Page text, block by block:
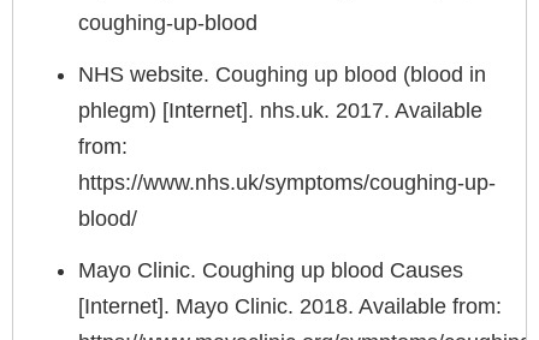
coughing-up-blood
NHS website. Coughing up blood (blood in
phlegm) [Internet]. nhs.uk. 2017. Available
from:
https://www.nhs.uk/symptoms/coughing-up-
blood/
Mayo Clinic. Coughing up blood Causes
[Internet]. Mayo Clinic. 2018. Available from: